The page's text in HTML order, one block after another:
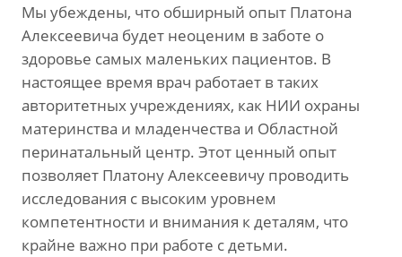
Мы убеждены, что обширный опыт Платона
Алексеевича будет неоценим в заботе о
здоровье самых маленьких пациентов. В
настоящее время врач работает в таких
авторитетных учреждениях, как НИИ охраны
материнства и младенчества и Областной
перинатальный центр. Этот ценный опыт
позволяет Платону Алексеевичу проводить
исследования с высоким уровнем
компетентности и внимания к деталям, что
крайне важно при работе с детьми.